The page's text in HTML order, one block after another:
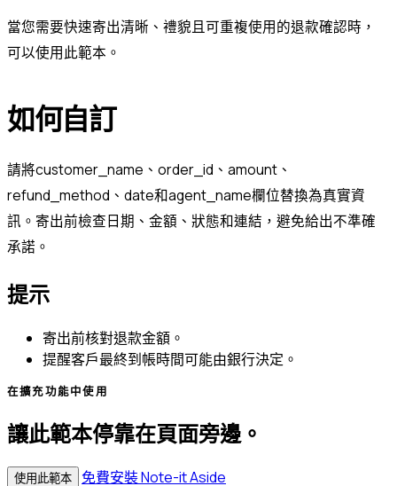
當您需要快速寄出清晰、禮貌且可重複使用的退款確認時，
可以使用此範本。
如何自訂
請將customer_name、order_id、amount、
refund_method、date和agent_name欄位替換為真實資
訊。寄出前檢查日期、金額、狀態和連結，避免給出不準確
承諾。
提示
寄出前核對退款金額。
提醒客戶最終到帳時間可能由銀行決定。
在擴充功能中使用
讓此範本停靠在頁面旁邊。
使用此範本 免費安裝 Note-it Aside